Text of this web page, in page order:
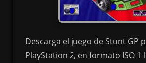
Descarga el juego de Stunt GP
PlayStation 2, en formato ISO 1